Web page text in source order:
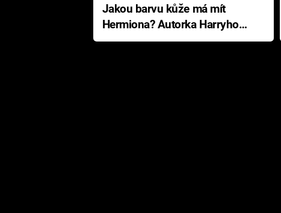
Jakou barvu kůže má mít
Hermiona? Autorka Harryho
Pottera přišla s ráznou